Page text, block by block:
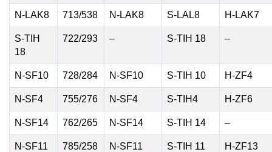
N-LAK8 713/538 N-LAK8 S-LAL8 H-LAK7
S-TIH
18
722/293 – S-TIH 18 –
N-SF10 728/284 N-SF10 S-TIH 10 H-ZF4
N-SF4 755/276 N-SF4 S-TIH4 H-ZF6
N-SF14 762/265 N-SF14 S-TIH 14 –
N-SF11 785/258 N-SF11 S-TIH 11 H-ZF13